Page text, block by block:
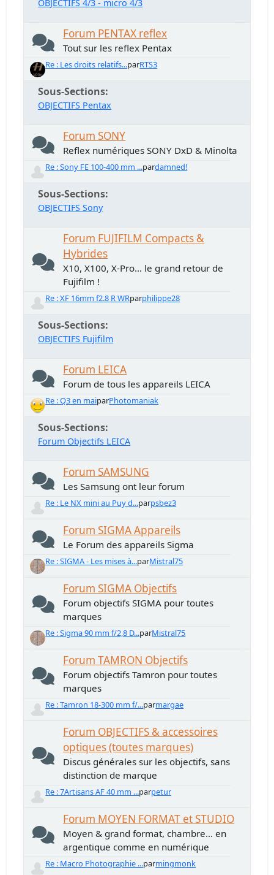
OBJECTIFS 4/3 - micro 4/3
Forum PENTAX reflex
Tout sur les reflex Pentax
Re : Les droits relatifs...parRTS3
Sous-Sections
OBJECTIFS Pentax
Forum SONY
Reflex numériques SONY DxD & Minolta
Re : Sony FE 100-400 mm ...pardamned!
Sous-Sections
OBJECTIFS Sony
Forum FUJIFILM Compacts &
Hybrides
X10, X100, X-Pro... le grand retour de
Fujifilm !
Re : XF 16mm f2.8 R WRparphilippe28
Sous-Sections
OBJECTIFS Fujifilm
Forum LEICA
Forum de tous les appareils LEICA
Re : Q3 en maiparPhotomaniak
Sous-Sections
Forum Objectifs LEICA
Forum SAMSUNG
Les Samsung ont leur forum
Re : Le NX mini au Puy d...parpsbez3
Forum SIGMA Appareils
Le Forum des appareils Sigma
Re : SIGMA - Les mises à...parMistral75
Forum SIGMA Objectifs
Forum objectifs SIGMA pour toutes
marques
Re : Sigma 90 mm f/2,8 D...parMistral75
Forum TAMRON Objectifs
Forum objectifs Tamron pour toutes
marques
Re : Tamron 18-300 mm f/...parmargae
Forum OBJECTIFS & accessoires
optiques (toutes marques)
Discus générales sur les objectifs, sans
distinction de marque
Re : 7Artisans AF 40 mm ...parpetur
Forum MOYEN FORMAT et STUDIO
Moyen & grand format, chambre... en
argentique comme en numérique
Re : Macro Photographie ...parmingmonk